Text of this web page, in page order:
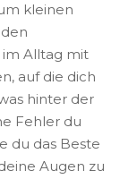
kleinen
Alltag mit
auf die dich
hinter der
Fehler du
du das Beste
Augen zu